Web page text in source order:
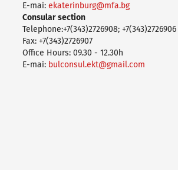
E-mai: ekaterinburg@mfa.bg
Consular section
Telephone:+7(343)2726908; +7(343)2726906
Fax: +7(343)2726907
Office Hours: 09.30 - 12.30h
E-mai: bulconsul.ekt@gmail.com